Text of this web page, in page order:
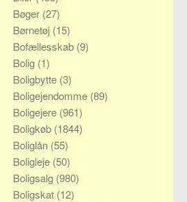
Bøger (27)
Børnetøj (15)
Bofællesskab (9)
Bolig (1)
Boligbytte (3)
Boligejendomme (89)
Boligejere (961)
Boligkøb (1844)
Boliglån (55)
Boligleje (50)
Boligsalg (980)
Boligskat (12)